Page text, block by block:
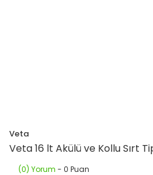
Veta
Veta 16 lt Akülü ve Kollu Sırt
(0) Yorum - 0 Puan